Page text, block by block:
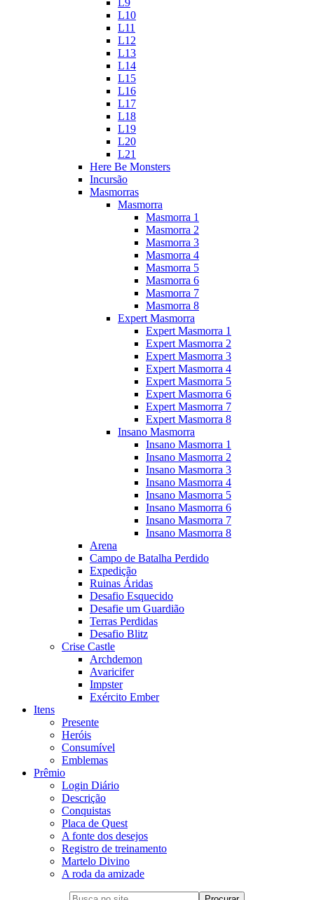
L9
L10
L11
L12
L13
L14
L15
L16
L17
L18
L19
L20
L21
Here Be Monsters
Incursão
Masmorras
Masmorra
Masmorra 1
Masmorra 2
Masmorra 3
Masmorra 4
Masmorra 5
Masmorra 6
Masmorra 7
Masmorra 8
Expert Masmorra
Expert Masmorra 1
Expert Masmorra 2
Expert Masmorra 3
Expert Masmorra 4
Expert Masmorra 5
Expert Masmorra 6
Expert Masmorra 7
Expert Masmorra 8
Insano Masmorra
Insano Masmorra 1
Insano Masmorra 2
Insano Masmorra 3
Insano Masmorra 4
Insano Masmorra 5
Insano Masmorra 6
Insano Masmorra 7
Insano Masmorra 8
Arena
Campo de Batalha Perdido
Expedição
Ruinas Áridas
Desafio Esquecido
Desafie um Guardião
Terras Perdidas
Desafio Blitz
Crise Castle
Archdemon
Avaricifer
Impster
Exército Ember
Itens
Presente
Heróis
Consumível
Emblemas
Prêmio
Login Diário
Descrição
Conquistas
Placa de Quest
A fonte dos desejos
Registro de treinamento
Martelo Divino
A roda da amizade